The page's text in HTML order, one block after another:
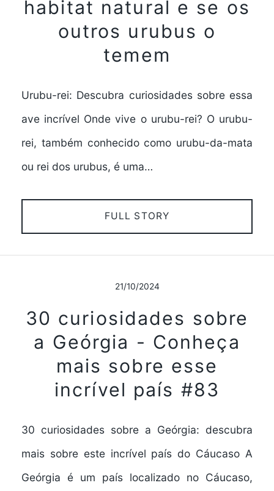
habitat natural e se os
outros urubus o
temem
Urubu-rei: Descubra curiosidades sobre essa
ave incrível Onde vive o urubu-rei? O urubu-
rei, também conhecido como urubu-da-mata
ou rei dos urubus, é uma…
FULL STORY
21/10/2024
30 curiosidades sobre
a Geórgia - Conheça
mais sobre esse
incrível país #83
30 curiosidades sobre a Geórgia: descubra
mais sobre este incrível país do Cáucaso A
Geórgia é um país localizado no Cáucaso,